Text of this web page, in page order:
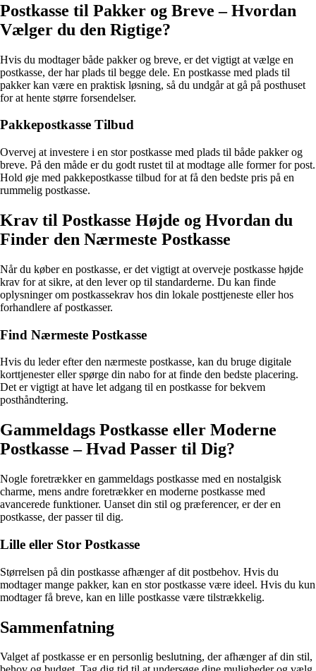
Postkasse til Pakker og Breve – Hvordan
Vælger du den Rigtige?
Hvis du modtager både pakker og breve, er det vigtigt at vælge en
postkasse, der har plads til begge dele. En postkasse med plads til
pakker kan være en praktisk løsning, så du undgår at gå på posthuset
for at hente større forsendelser.
Pakkepostkasse Tilbud
Overvej at investere i en stor postkasse med plads til både pakker og
breve. På den måde er du godt rustet til at modtage alle former for post.
Hold øje med pakkepostkasse tilbud for at få den bedste pris på en
rummelig postkasse.
Krav til Postkasse Højde og Hvordan du
Finder den Nærmeste Postkasse
Når du køber en postkasse, er det vigtigt at overveje postkasse højde
krav for at sikre, at den lever op til standarderne. Du kan finde
oplysninger om postkassekrav hos din lokale posttjeneste eller hos
forhandlere af postkasser.
Find Nærmeste Postkasse
Hvis du leder efter den nærmeste postkasse, kan du bruge digitale
korttjenester eller spørge din nabo for at finde den bedste placering.
Det er vigtigt at have let adgang til en postkasse for bekvem
posthåndtering.
Gammeldags Postkasse eller Moderne
Postkasse – Hvad Passer til Dig?
Nogle foretrækker en gammeldags postkasse med en nostalgisk
charme, mens andre foretrækker en moderne postkasse med
avancerede funktioner. Uanset din stil og præferencer, er der en
postkasse, der passer til dig.
Lille eller Stor Postkasse
Størrelsen på din postkasse afhænger af dit postbehov. Hvis du
modtager mange pakker, kan en stor postkasse være ideel. Hvis du kun
modtager få breve, kan en lille postkasse være tilstrækkelig.
Sammenfatning
Valget af postkasse er en personlig beslutning, der afhænger af din stil,